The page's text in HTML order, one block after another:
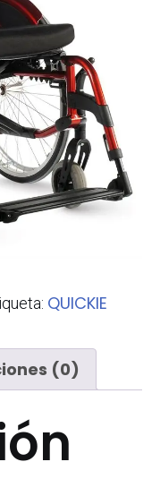
QUICKIE
(0)